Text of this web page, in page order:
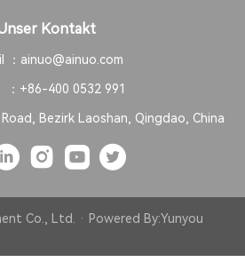
Kontakt
： ainuo@ainuo.com
+86-400 0532 991
Bezirk Laoshan, Qingdao, China
Co., Ltd. · Powered By:Yunyou